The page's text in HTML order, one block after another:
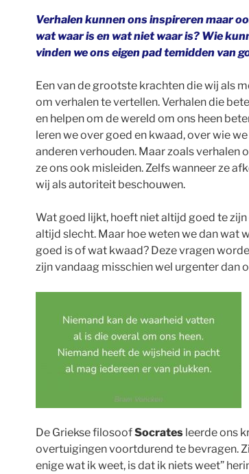
Verhalen kunnen ons inspireren maar
wat waar is en wat niet waar is? Wie
vinden we ons eigen pad temidden van
Een van de grootste krachten die wij als
om verhalen te vertellen. Verhalen die
en helpen om de wereld om ons heen
leren we over goed en kwaad, over wie
anderen verhouden. Maar zoals verhalen
ze ons ook misleiden. Zelfs wanneer ze
wij als autoriteit beschouwen.
Wat goed lijkt, hoeft niet altijd goed te
altijd slecht. Maar hoe weten we dan wat
goed is of wat kwaad? Deze vragen
zijn vandaag misschien wel urgenter dan
De Griekse filosoofSocrates leerde ons
overtuigingen voortdurend te bevragen.
enige wat ik weet, is dat ik niets weet”